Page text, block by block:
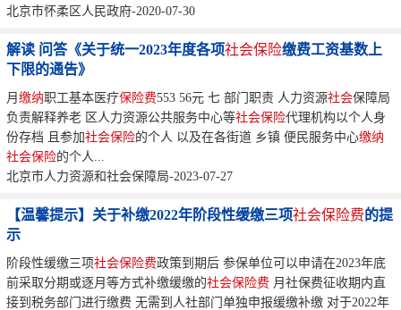
北京市怀柔区人民政府-2020-07-30
解读 问答《关于统一2023年度各项社会保险缴费工资基数上
下限的通告》
月 缴纳职工基本医疗保险费553 56元 七 部门职责 人力资源社会保障局
负责解释养老 区人力资源公共服务中心等社会保险代理机构以个人身
份存档 且参加社会保险的个人 以及在各街道 乡镇 便民服务中心缴纳
社会保险的个人...
北京市人力资源和社会保障局-2023-07-27
【温馨提示】关于补缴2022年阶段性缓缴三项社会保险费的提
示
阶段性缓缴三项社会保险费政策到期后 参保单位可以申请在2023年底
前采取分期或逐月等方式补缴缓缴的社会保险费 月社保费征收期内直
接到税务部门进行缴费 无需到人社部门单独申报缓缴补缴 对于2022年